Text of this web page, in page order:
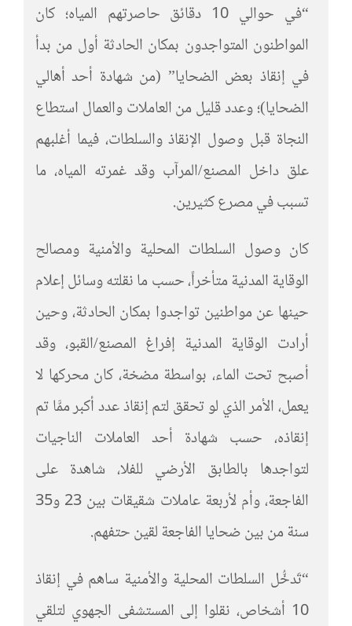
“في حوالي 10 دقائق حاصرتهم المياه؛ كان
المواطنون المتواجدون بمكان الحادثة أول من بدأ
في إنقاذ بعض الضحايا” (من شهادة أحد أهالي
الضحايا)؛ وعدد قليل من العاملات والعمال استطاع
النجاة قبل وصول الإنقاذ والسلطات، فيما أغلبهم
علق داخل المصنع/المرآب وقد غمرته المياه، ما
تسبب في مصرع كثيرين.
كان وصول السلطات المحلية والأمنية ومصالح
الوقاية المدنية متأخراً، حسب ما نقلته وسائل إعلام
حينها عن مواطنين تواجدوا بمكان الحادثة، وحين
أرادت الوقاية المدنية إفراغ المصنع/القبو، وقد
أصبح تحت الماء، بواسطة مضخة، كان محركها لا
يعمل، الأمر الذي لو تحقق لتم إنقاذ عدد أكبر ممَّا تم
إنقاذه، حسب شهادة أحد العاملات الناجيات
لتواجدها بالطابق الأرضي للفلا، شاهدة على
الفاجعة، وأم لأربعة عاملات شقيقات بين 23 و35
سنة من بين ضحايا الفاجعة لقين حتفهم.
“تَدخُّل السلطات المحلية والأمنية ساهم في إنقاذ
10 أشخاص، نقلوا إلى المستشفى الجهوي لتلقي